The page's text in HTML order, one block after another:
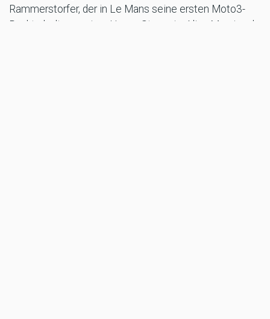
Rammerstorfer, der in Le Mans seine ersten Moto3-
Punkte holte, zu einer Home-Story ein. Alina Marzi und